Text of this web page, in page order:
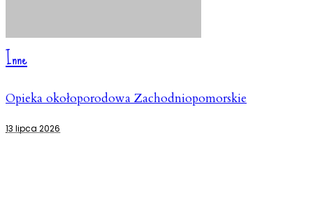
Inne
Opieka okołoporodowa Zachodniopomorskie
13 lipca 2026